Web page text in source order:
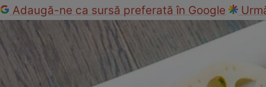
Adaugă-ne ca sursă preferată în Google